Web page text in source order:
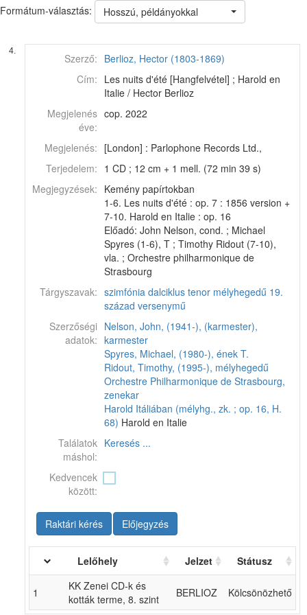
Formátum-választás: Hosszú, példányokkal
4.
Szerző: Berlioz, Hector (1803-1869)
Cím: Les nuits d'été [Hangfelvétel] ; Harold en
Italie / Hector Berlioz
Megjelenés
éve:
cop. 2022
Megjelenés: [London] : Parlophone Records Ltd.,
Terjedelem: 1 CD ; 12 cm + 1 mell. (72 min 39 s)
Megjegyzések: Kemény papírtokban
1-6. Les nuits d'été : op. 7 : 1856 version +
7-10. Harold en Italie : op. 16
Előadó: John Nelson, cond. ; Michael
Spyres (1-6), T ; Timothy Ridout (7-10),
vla. ; Orchestre philharmonique de
Strasbourg
Tárgyszavak: szimfónia dalciklus tenor mélyhegedű 19.
század versenymű
Szerzőségi
adatok:
Nelson, John, (1941-), (karmester),
karmester
Spyres, Michael, (1980-), ének T.
Ridout, Timothy, (1995-), mélyhegedű
Orchestre Philharmonique de Strasbourg,
zenekar
Harold Itáliában (mélyhg., zk. ; op. 16, H.
68) Harold en Italie
Találatok
máshol:
Keresés ...
Kedvencek
között:
Raktári kérés Előjegyzés
Lelőhely Jelzet Státusz
1
KK Zenei CD-k és
kották terme, 8. szint
BERLIOZ Kölcsönözhető